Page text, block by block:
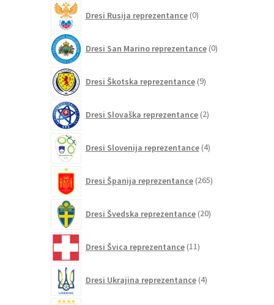
Dresi Rusija reprezentance 0izdelkov
Dresi San Marino reprezentance 0izdelkov
Dresi Škotska reprezentance 9izdelkov
Dresi Slovaška reprezentance 2izdelka
Dresi Slovenija reprezentance 4izdelki
Dresi Španija reprezentance 265izdelkov
Dresi Švedska reprezentance 20izdelkov
Dresi Švica reprezentance 11izdelkov
Dresi Ukrajina reprezentance 4izdelki